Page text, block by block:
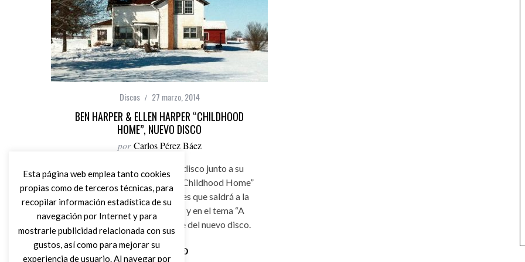
Discos 27 marzo, 2014
BEN HARPER & ELLEN HARPER “CHILDHOOD
HOME”, NUEVO DISCO
por Carlos Pérez Báez
Ben Harper ha grabado un disco junto a su
madre Ellen Harper titulado “Childhood Home”
compuesto por diez canciones que saldrá a la
venta el próximo 5 de mayo y en el tema “A
House is A Home” es el single del nuevo disco.
Esta página web emplea tanto cookies
propias como de terceros técnicas, para
recopilar información estadística de su
navegación por Internet y para
mostrarle publicidad relacionada con sus
gustos, así como para mejorar su
experiencia de usuario. Al navegar por